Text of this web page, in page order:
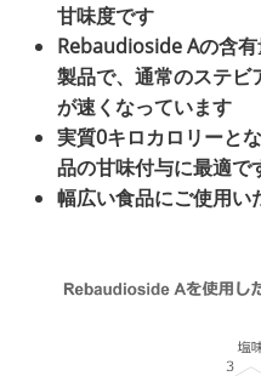
甘味度です
Rebaudioside Aの含
製品で、通常のステビ
が速くなっています
実質0キロカロリーと
品の甘味付与に最適で
幅広い食品にご使用い